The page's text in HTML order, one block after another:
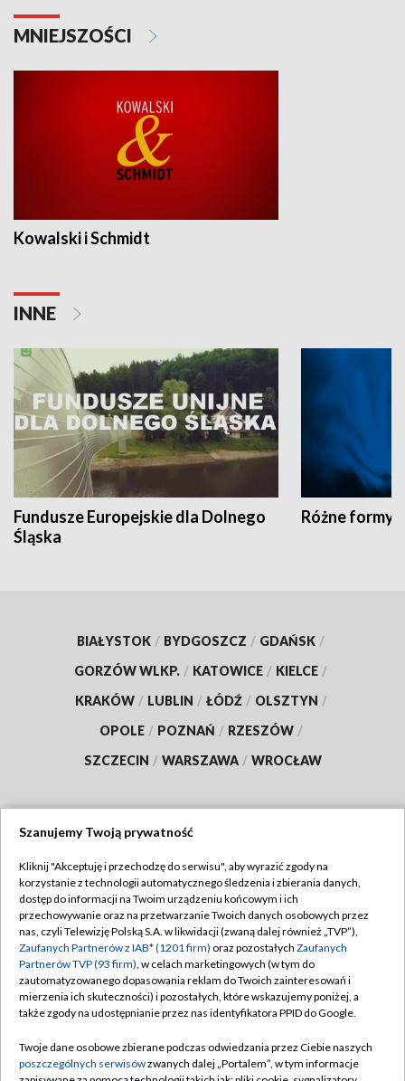
MNIEJSZOŚCI
Kowalski i Schmidt
INNE
Fundusze Europejskie dla Dolnego
Śląska
Różne formy
BIAŁYSTOK / BYDGOSZCZ / GDAŃSK /
GORZÓW WLKP. / KATOWICE / KIELCE /
KRAKÓW / LUBLIN / ŁÓDŹ / OLSZTYN /
OPOLE / POZNAŃ / RZESZÓW /
SZCZECIN / WARSZAWA / WROCŁAW
TVP
Abonament TVP
Emisja w TVP
Centrum informacji TVP
Naziemna Telewizja Cyfrowa
Rada Programowa
Regulamin TVP
Polityka prywatności
Moje zgody
Pomoc
Kontakt
Szanujemy Twoją prywatność
Kliknij "Akceptuję i przechodzę do serwisu", aby wyrazić zgody na
korzystanie z technologii automatycznego śledzenia i zbierania danych,
dostęp do informacji na Twoim urządzeniu końcowym i ich
przechowywanie oraz na przetwarzanie Twoich danych osobowych przez
nas, czyli Telewizję Polską S.A. w likwidacji (zwaną dalej również „TVP”),
Zaufanych Partnerów z IAB* (1201 firm) oraz pozostałych Zaufanych
Partnerów TVP (93 firm), w celach marketingowych (w tym do
zautomatyzowanego dopasowania reklam do Twoich zainteresowań i
mierzenia ich skuteczności) i pozostałych, które wskazujemy poniżej, a
także zgody na udostępnianie przez nas identyfikatora PPID do Google.
Twoje dane osobowe zbierane podczas odwiedzania przez Ciebie naszych
poszczególnych serwisówzwanych dalej „Portalem”, w tym informacje